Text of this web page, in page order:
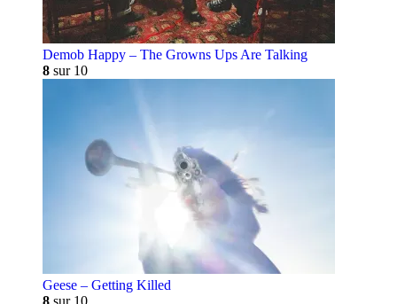
Demob Happy – The Growns Ups Are Talking
8 sur 10
Geese – Getting Killed
8 sur 10